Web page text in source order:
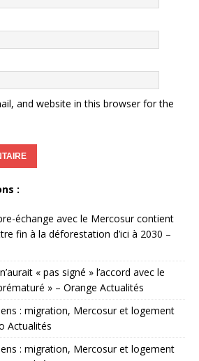
and website in this browser for the
:
échange avec le Mercosur contient
fin à la déforestation d’ici à 2030 –
« pas signé » l’accord avec le
» – Orange Actualités
: migration, Mercosur et logement
Actualités
: migration, Mercosur et logement